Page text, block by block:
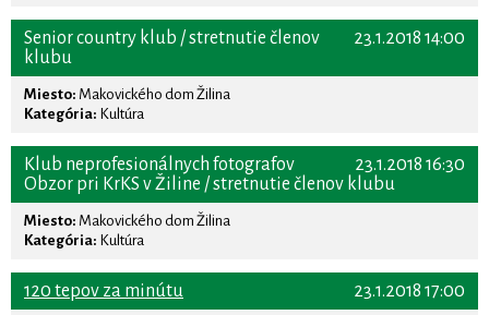
23.1.2018 14:00
Senior country klub / stretnutie členov
klubu
Miesto: Makovického dom Žilina
Kategória: Kultúra
23.1.2018 16:30
Klub neprofesionálnych fotografov
Obzor pri KrKS v Žiline / stretnutie členov klubu
Miesto: Makovického dom Žilina
Kategória: Kultúra
23.1.2018 17:00
120 tepov za minútu